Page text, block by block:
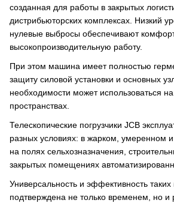
созданная для работы в закрытых
дистрибьюторских комплексах. Низкий
нулевые выбросы обеспечивают
высокопроизводительную работу.
При этом машина имеет полностью
защиту силовой установки и основных
необходимости может использоваться
пространствах.
Телескопические погрузчики JCB
разных условиях: в жарком, умеренном
на полях сельхозназначения,
закрытых помещениях
Универсальность и эффективность
подтверждена не только временем, но и